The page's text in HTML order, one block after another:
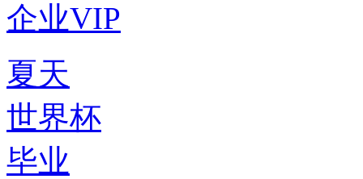
企业VIP
夏天
世界杯
毕业